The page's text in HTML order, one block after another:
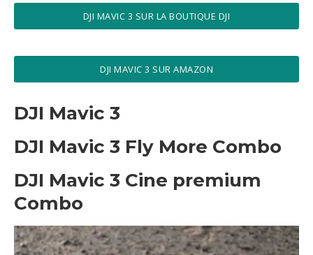
DJI MAVIC 3 SUR LA BOUTIQUE DJI
DJI MAVIC 3 SUR AMAZON
DJI Mavic 3
DJI Mavic 3 Fly More Combo
DJI Mavic 3 Cine premium
Combo